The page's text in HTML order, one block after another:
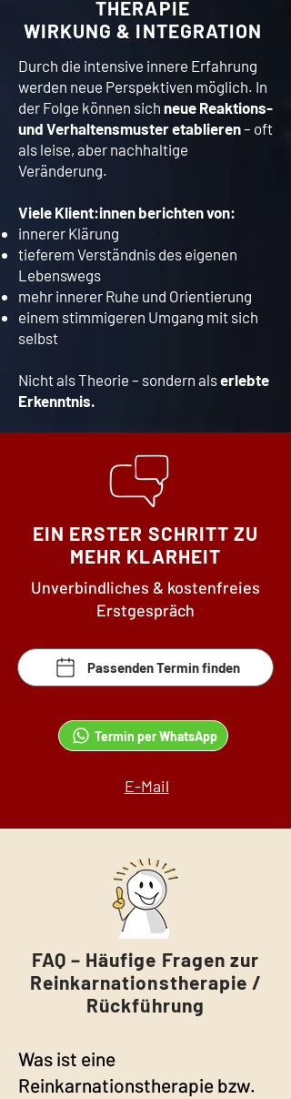
THERAPIE
WIRKUNG & INTEGRATION
Durch die intensive innere Erfahrung
werden neue Perspektiven möglich. In
der Folge können sich neue Reaktions-
und Verhaltensmuster etablieren– oft
als leise, aber nachhaltige
Veränderung.
Viele Klient:innen berichten von:
innerer Klärung
tieferem Verständnis des eigenen
Lebenswegs
mehr innerer Ruhe und Orientierung
einem stimmigeren Umgang mit sich
selbst​
Nicht als Theorie – sondern alserlebte
Erkenntnis.
EIN ERSTER SCHRITT ZU
MEHR KLARHEIT
Unverbindliches & kostenfreies
Erstgespräch
Passenden Termin finden
Termin per WhatsApp
E-Mail
FAQ – Häufige Fragen zur
Reinkarnationstherapie /
Rückführung
Was ist eine
Reinkarnationstherapie bzw.